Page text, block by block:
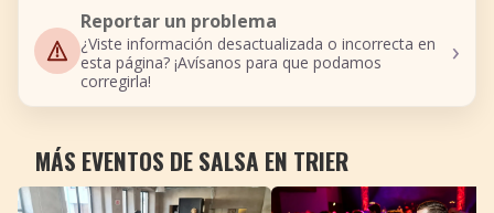
Reportar un problema
¿Viste información desactualizada o incorrecta en
esta página? ¡Avísanos para que podamos
corregirla!
›
MÁS EVENTOS DE SALSA EN TRIER